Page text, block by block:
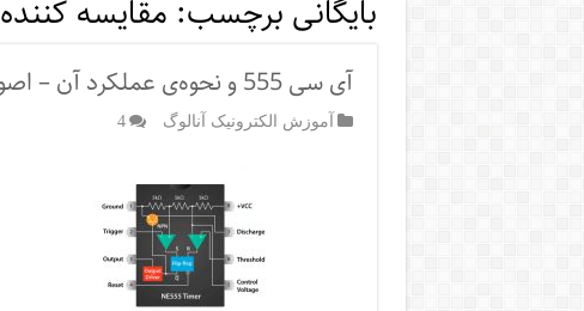
بایگانی برچسب: مقایسه کننده
آی سی 555 و نحوه‌ی عملکرد آن – اصول کاربردی، بلوک دیگرام و شماتیک مداری
آموزش الکترونیک آنالوگ 4